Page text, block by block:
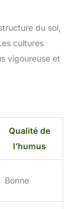
du sol,
cultures
vigoureuse et
Qualité de
l’humus
Bonne